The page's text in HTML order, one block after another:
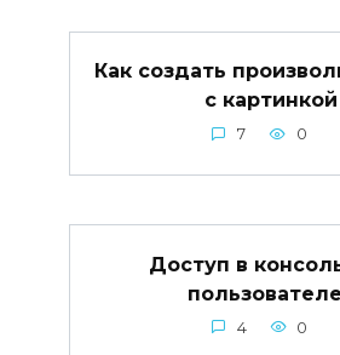
Как создать
с картинкой
7 0
Доступ в
4 0